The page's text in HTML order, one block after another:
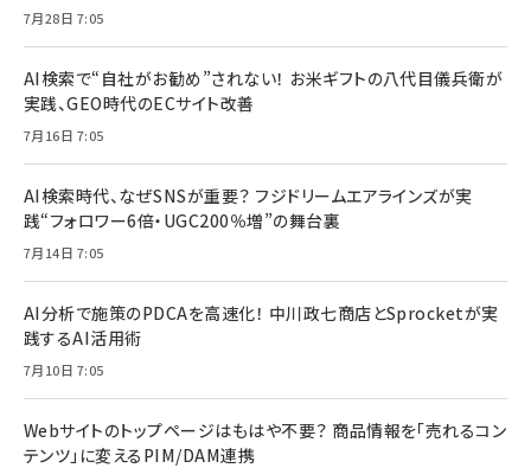
7月28日 7:05
AI検索で“自社がお勧め”されない！ お米ギフトの八代目儀兵衛が
実践、GEO時代のECサイト改善
7月16日 7:05
AI検索時代、なぜSNSが重要？ フジドリームエアラインズが実
践“フォロワー6倍・UGC200％増”の舞台裏
7月14日 7:05
AI分析で施策のPDCAを高速化！ 中川政七商店とSprocketが実
践するAI活用術
7月10日 7:05
Webサイトのトップページはもはや不要？ 商品情報を「売れるコン
テンツ」に変えるPIM/DAM連携